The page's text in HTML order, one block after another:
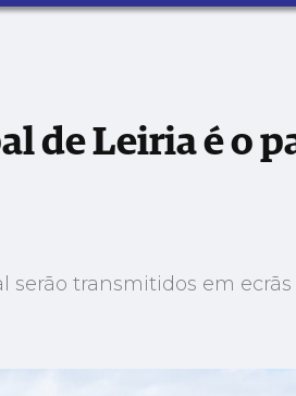
de Leiria é o
serão transmitidos em